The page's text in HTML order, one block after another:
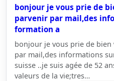
bonjour je vous prie de
parvenir par mail,des
formation a
bonjour je vous prie de
par mail,des informations
suisse ..je suis agée de 52
valeurs de la vie;tres…